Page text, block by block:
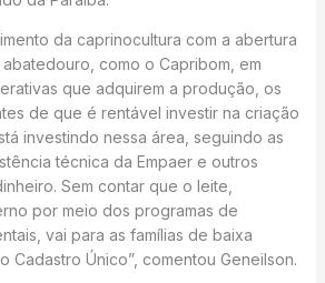
da caprinocultura com a abertura
como o Capribom, em
que adquirem a produção, os
de que é rentável investir na criação
investindo nessa área, seguindo as
técnica da Empaer e outros
Sem contar que o leite,
por meio dos programas de
vai para as famílias de baixa
Cadastro Único”, comentou Geneilson.